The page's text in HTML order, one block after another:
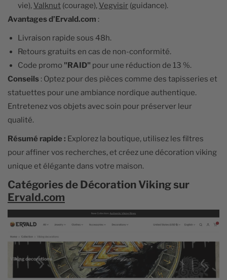
vie), Valknut (courage), Vegvisir (guidance).
Avantages d’Ervald.com :
Livraison rapide sous 48h.
Retours gratuits en cas de non-conformité.
Code promo "RAID" pour une réduction de 13 %.
Conseils : Optez pour des pièces comme des tapisseries et
statuettes pour une ambiance nordique authentique.
Entretenez vos objets avec soin pour préserver leur
qualité.
Résumé rapide : Explorez la boutique, utilisez les filtres
pour affiner vos recherches, et créez une décoration viking
unique et élégante dans votre maison.
Catégories de Décoration Viking sur
Ervald.com